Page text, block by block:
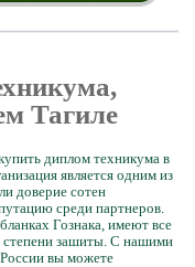
Тагиле
диплом техникума в
является одним из
доверие сотен
среди партнеров.
Гознака, имеют все
зашиты. С нашими
вы можете